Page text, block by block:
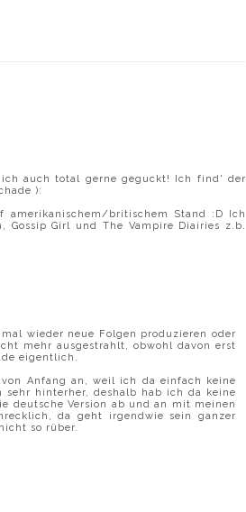
auch total gerne geguckt! Ich find' der
):
britischem Stand :D Ich
Girl und The Vampire Diairies z.b.
wieder neue Folgen produzieren oder
mehr ausgestrahlt, obwohl davon erst
eigentlich.
Anfang an, weil ich da einfach keine
sehr hinterher, deshalb hab ich da keine
deutsche Version ab und an mit meinen
da geht irgendwie sein ganzer
so rüber.